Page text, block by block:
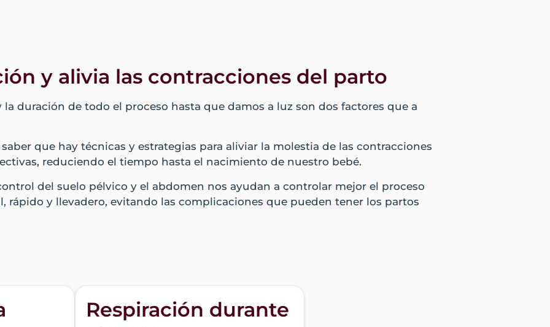
y alivia las contracciones del parto
duración de todo el proceso hasta que damos a luz son dos factores que a
que hay técnicas y estrategias para aliviar la molestia de las contracciones
reduciendo el tiempo hasta el nacimiento de nuestro bebé.
del suelo pélvico y el abdomen nos ayudan a controlar mejor el proceso
rápido y llevadero, evitando las complicaciones que pueden tener los partos
Respiración durante